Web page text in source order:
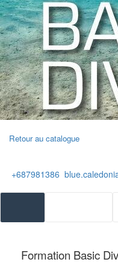
Retour au catalogue
+687981386
Formation Basic